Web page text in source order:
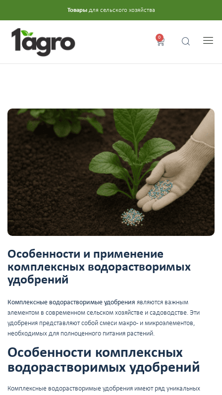
Товары для сельского хозяйства
0
Особенности и применение
комплексных водорастворимых
удобрений
Комплексные водорастворимые удобрения являются важным
элементом в современном сельском хозяйстве и садоводстве. Эти
удобрения представляют собой смеси макро- и микроэлементов,
необходимых для полноценного питания растений.
Особенности комплексных
водорастворимых удобрений
Комплексные водорастворимые удобрения имеют ряд уникальных